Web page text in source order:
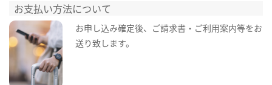
お支払い方法について
お申し込み確定後、ご請求書・ご利用案内等をお
送り致します。